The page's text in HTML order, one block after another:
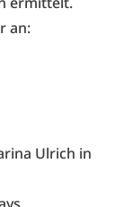
an:
Ulrich in